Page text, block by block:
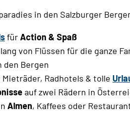
in den Salzburger
fürAction & Spaß
von Flüssen für die ganze
den Bergen
Radhotels & tolle
auf zwei Rädern in
Almen, Kaffees oder